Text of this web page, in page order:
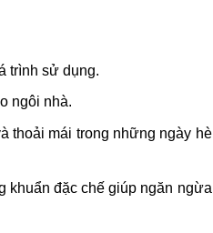
trình sử dụng.
ngôi nhà.
thoải mái trong những ngày hè
đặc chế giúp ngăn ngừa